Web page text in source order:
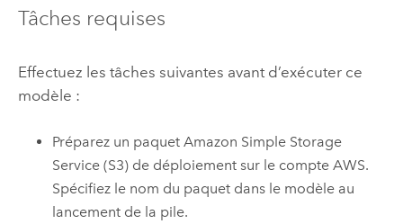
Tâches requises
Effectuez les tâches suivantes avant d’exécuter ce
modèle :
Préparez un paquetAmazon Simple Storage
Service (S3) de déploiement sur le compteAWS.
Spécifiez le nom du paquet dans le modèle au
lancement de la pile.